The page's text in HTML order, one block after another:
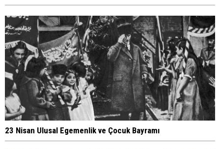
23 Nisan Ulusal Egemenlik ve Çocuk Bayramı